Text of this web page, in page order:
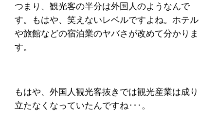
つまり、観光客の半分は外国人のようなんで
す。もはや、笑えないレベルですよね。ホテル
や旅館などの宿泊業のヤバさが改めて分かりま
す。
もはや、外国人観光客抜きでは観光産業は成り
立たなくなっていたんですね･･･。